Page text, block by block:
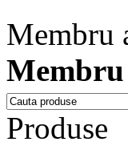
Membru
Produse